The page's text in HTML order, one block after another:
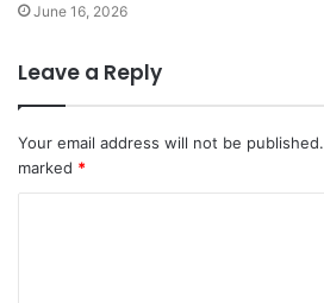
June 16, 2026
Leave a Reply
Your email address will not be published.
marked *